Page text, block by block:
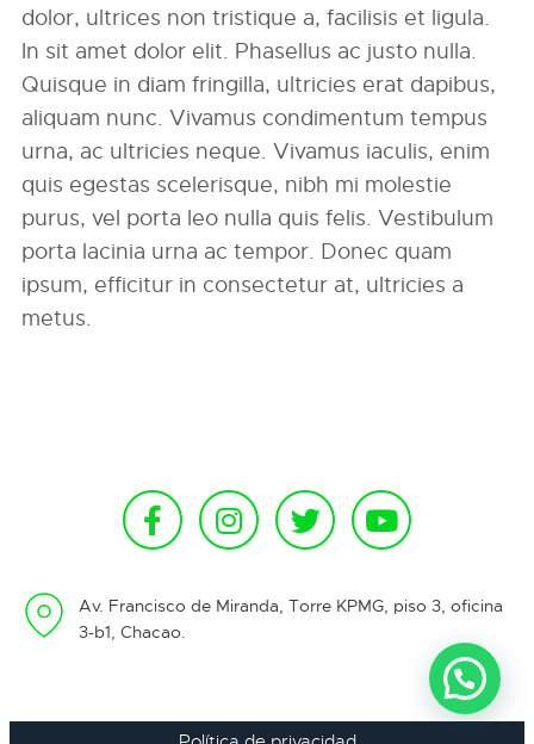
dolor, ultrices non tristique a, facilisis et ligula.
In sit amet dolor elit. Phasellus ac justo nulla.
Quisque in diam fringilla, ultricies erat dapibus,
aliquam nunc. Vivamus condimentum tempus
urna, ac ultricies neque. Vivamus iaculis, enim
quis egestas scelerisque, nibh mi molestie
purus, vel porta leo nulla quis felis. Vestibulum
porta lacinia urna ac tempor. Donec quam
ipsum, efficitur in consectetur at, ultricies a
metus.
Av. Francisco de Miranda, Torre KPMG, piso 3, oficina
3-b1, Chacao.